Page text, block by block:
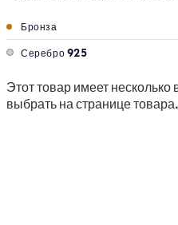
Бронза
Серебро 925
Этот товар имеет
выбрать на странице товара.